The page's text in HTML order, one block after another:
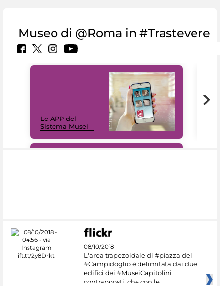
Museo di @Roma in #Trastevere
Le APP del
Sistema Musei
08/10/2018
L'area trapezoidale di #piazza del
#Campidoglio è delimitata dai due
edifici dei #MuseiCapitolini
contrapposti, che con le